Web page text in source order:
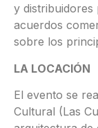
y
acuerdos
sobre los
LA LOCACIÓN
El evento se
Cultural (Las